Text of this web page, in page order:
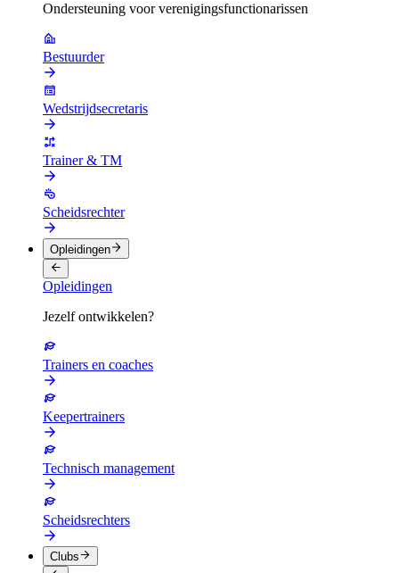
Ondersteuning voor verenigingsfunctionarissen
Bestuurder
Wedstrijdsecretaris
Trainer & TM
Scheidsrechter
Opleidingen
Opleidingen
Jezelf ontwikkelen?
Trainers en coaches
Keepertrainers
Technisch management
Scheidsrechters
Clubs